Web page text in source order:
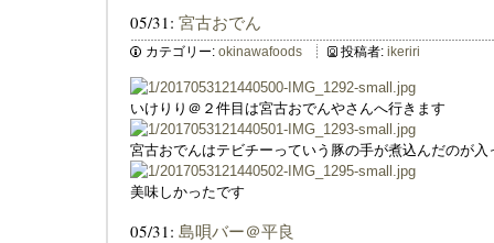
05/31: 宮古おでん
カテゴリー: okinawafoods 投稿者: ikeriri
いけりり＠２件目は宮古おでんやさんへ行きます
宮古おでんはテビチーっていう豚の手が煮込んだのが入
美味しかったです
05/31: 島唄バー＠平良